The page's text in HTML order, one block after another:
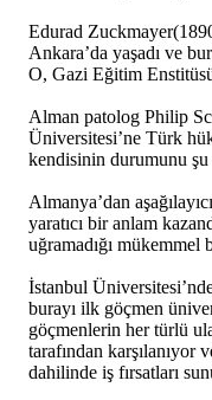
Edurad
Ankara’da yaşadı ve
O, Gazi Eğitim
Alman patolog Philip
Üniversitesi’ne Türk
kendisinin durumunu
Almanya’dan
yaratıcı bir anlam
uğramadığı mükemmel
İstanbul
burayı ilk göçmen
göçmenlerin her türlü
tarafından karşılanıyor
dahilinde iş fırsatları